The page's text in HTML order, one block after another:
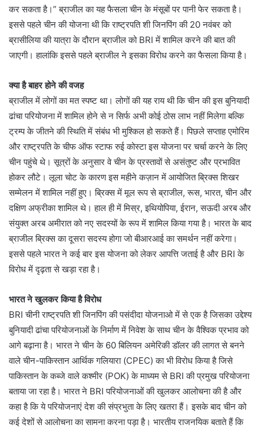
कर सकता है।” ब्राजील का यह फैसला चीन के मंसूबों पर पानी फेर सकता है।
इससे पहले चीन की योजना थी कि राष्ट्रपति शी जिनपिंग की 20 नवंबर को
ब्रासीलिया की यात्रा के दौरान ब्राजील को BRI में शामिल करने की बात की
जाएगी। हालांकि इससे पहले ब्राजील ने इसका विरोध करने का फैसला किया है।
क्या है बाहर होने की वजह
ब्राजील में लोगों का मत स्पष्ट था। लोगों की यह राय थी कि चीन की इस बुनियादी
ढांचा परियोजना में शामिल होने से न सिर्फ अभी कोई ठोस लाभ नहीं मिलेगा बल्कि
ट्रम्प के जीतने की स्थिति में संबंध भी मुश्किल हो सकते हैं। पिछले सप्ताह एमोरिम
और राष्ट्रपति के चीफ ऑफ स्टाफ रुई कोस्टा इस योजना पर चर्चा करने के लिए
चीन पहुंचे थे। सूत्रों के अनुसार वे चीन के प्रस्तावों से असंतुष्ट और प्रभावित
होकर लौटे। लूला चोट के कारण इस महीने कज़ान में आयोजित ब्रिक्स शिखर
सम्मेलन में शामिल नहीं हुए। ब्रिक्स में मूल रूप से ब्राजील, रूस, भारत, चीन और
दक्षिण अफ्रीका शामिल थे। हाल ही में मिस्र, इथियोपिया, ईरान, सऊदी अरब और
संयुक्त अरब अमीरात को नए सदस्यों के रूप में शामिल किया गया है। भारत के बाद
ब्राजील ब्रिक्स का दूसरा सदस्य होगा जो बीआरआई का समर्थन नहीं करेगा।
इससे पहले भारत ने कई बार इस योजना को लेकर आपत्ति जताई है और BRI के
विरोध में दृढ़ता से खड़ा रहा है।
भारत ने खुलकर किया है विरोध
BRI चीनी राष्ट्रपति शी जिनपिंग की पसंदीदा योजनाओ में से एक है जिसका उद्देश्य
बुनियादी ढांचा परियोजनाओं के निर्माण में निवेश के साथ चीन के वैश्विक प्रभाव को
आगे बढ़ाना है। भारत ने चीन के 60 बिलियन अमेरिकी डॉलर की लागत से बनने
वाले चीन-पाकिस्तान आर्थिक गलियारा (CPEC) का भी विरोध किया है जिसे
पाकिस्तान के कब्जे वाले कश्मीर (POK) के माध्यम से BRI की प्रमुख परियोजना
बताया जा रहा है। भारत ने BRI परियोजनाओं की खुलकर आलोचना की है और
कहा है कि ये परियोजनाएं देश की संप्रभुता के लिए खतरा हैं। इसके बाद चीन को
कई देशों से आलोचना का सामना करना पड़ा है। भारतीय राजनयिक बताते हैं कि